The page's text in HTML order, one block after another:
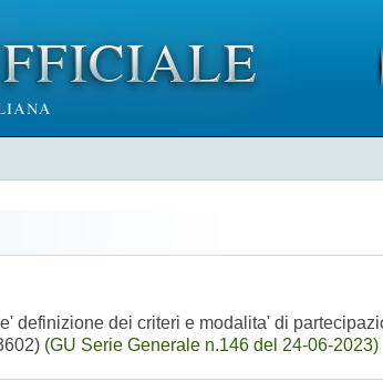
definizione dei criteri e modalita' di
(GU Serie Generale n.146 del 24-06-2023)